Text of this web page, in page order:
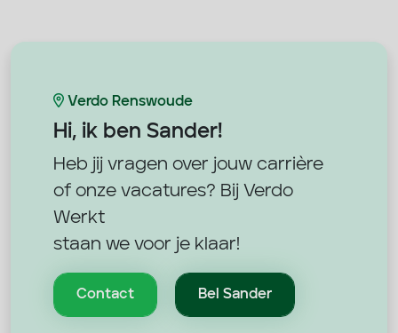
Verdo Renswoude
Hi, ik ben Sander!
Heb jij vragen over jouw carrière
of onze vacatures? Bij Verdo
Werkt
staan we voor je klaar!
Contact Bel Sander